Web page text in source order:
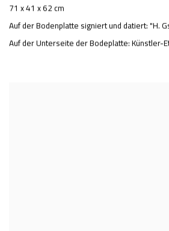
71 x 41 x 62 cm
Auf der Bodenplatte signiert und datiert: "H.
Auf der Unterseite der Bodeplatte: Künstler-